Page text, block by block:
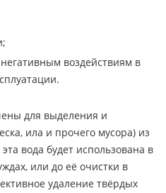
воздействиям в
для выделения и
ила и прочего мусора) из
вода будет использована в
или до её очистки в
удаление твёрдых